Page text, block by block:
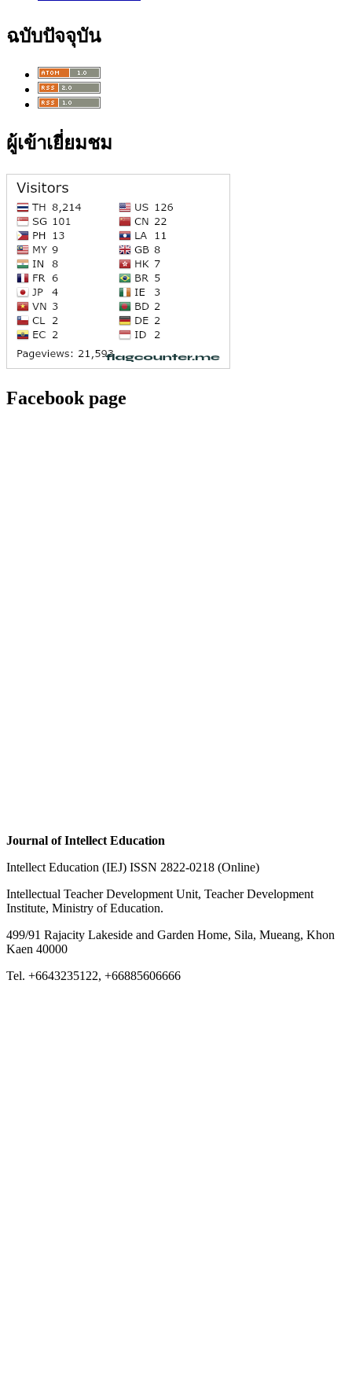
ฉบับปัจจุบัน
ผู้เข้าเยี่ยมชม
Facebook page
Journal of Intellect Education
Intellect Education (IEJ) ISSN 2822-0218 (Online)
Intellectual Teacher Development Unit, Teacher Development
Institute, Ministry of Education.
499/91 Rajacity Lakeside and Garden Home, Sila, Mueang, Khon
Kaen 40000
Tel. +6643235122, +66885606666